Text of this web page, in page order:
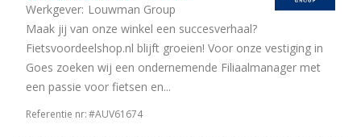
Werkgever: Louwman Group
Maak jij van onze winkel een succesverhaal?
Fietsvoordeelshop.nl blijft groeien! Voor onze vestiging in
Goes zoeken wij een ondernemende Filiaalmanager met
een passie voor fietsen en...
Referentie nr:#AUV61674